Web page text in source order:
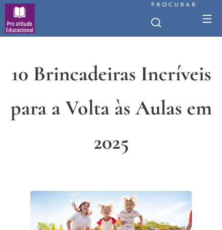
PROCURAR
10 Brincadeiras Incríveis
para a Volta às Aulas em
2025